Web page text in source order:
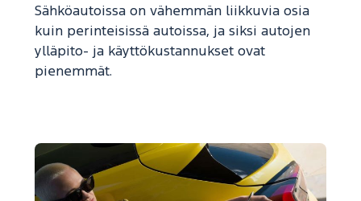
Sähköautoissa on vähemmän liikkuvia osia
kuin perinteisissä autoissa, ja siksi autojen
ylläpito- ja käyttökustannukset ovat
pienemmät.